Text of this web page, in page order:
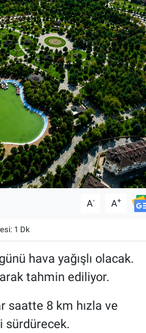
A- A+
1 Dk
hava yağışlı olacak.
tahmin ediliyor.
saatte 8 km hızla ve
sürdürecek.